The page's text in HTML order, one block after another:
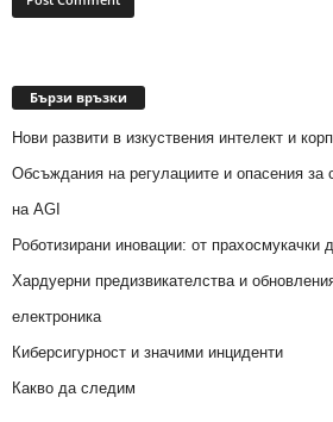
Бързи връзки
Нови развити в изкуствения интелект и
Обсъждания на регулациите и опасения за
на AGI
Роботизирани иновации: от
Хардуерни предизвикателства и
електроника
Киберсигурност и значими инциденти
Какво да следим